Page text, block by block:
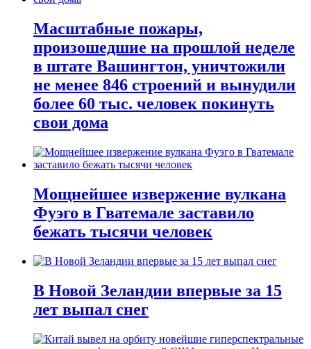
Масштабные пожары,
произошедшие на прошлой неделе
в штате Вашингтон, уничтожили
не менее 846 строений и вынудили
более 60 тыс. человек покинуть
свои дома
Мощнейшее извержение вулкана
Фуэго в Гватемале заставило
бежать тысячи человек
В Новой Зеландии впервые за 15
лет выпал снег